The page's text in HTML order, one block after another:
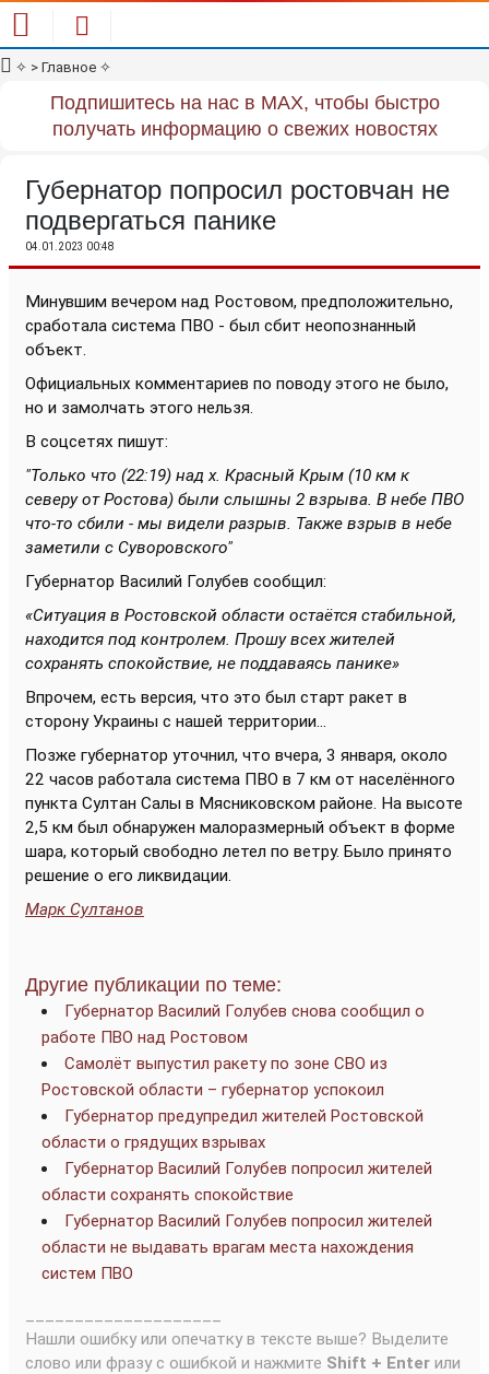
✧ > Главное ✧
Подпишитесь на нас в MAX, чтобы быстро
получать информацию о свежих новостях
Губернатор попросил ростовчан не
подвергаться панике
04.01.2023 00:48
Минувшим вечером над Ростовом, предположительно,
сработала система ПВО - был сбит неопознанный
объект.
Официальных комментариев по поводу этого не было,
но и замолчать этого нельзя.
В соцсетях пишут:
"Только что (22:19) над х. Красный Крым (10 км к
северу от Ростова) были слышны 2 взрыва. В небе ПВО
что-то сбили - мы видели разрыв. Также взрыв в небе
заметили с Суворовского"
Губернатор Василий Голубев сообщил:
«Ситуация в Ростовской области остаётся стабильной,
находится под контролем. Прошу всех жителей
сохранять спокойствие, не поддаваясь панике»
Впрочем, есть версия, что это был старт ракет в
сторону Украины с нашей территории...
Позже губернатор уточнил, что вчера, 3 января, около
22 часов работала система ПВО в 7 км от населённого
пункта Султан Салы в Мясниковском районе. На высоте
2,5 км был обнаружен малоразмерный объект в форме
шара, который свободно летел по ветру. Было принято
решение о его ликвидации.
Марк Султанов
Другие публикации по теме:
Губернатор Василий Голубев снова сообщил о
работе ПВО над Ростовом
Самолёт выпустил ракету по зоне СВО из
Ростовской области – губернатор успокоил
Губернатор предупредил жителей Ростовской
области о грядущих взрывах
Губернатор Василий Голубев попросил жителей
области сохранять спокойствие
Губернатор Василий Голубев попросил жителей
области не выдавать врагам места нахождения
систем ПВО
Нашли ошибку или опечатку в тексте выше? Выделите
слово или фразу с ошибкой и нажмите Shift + Enter или